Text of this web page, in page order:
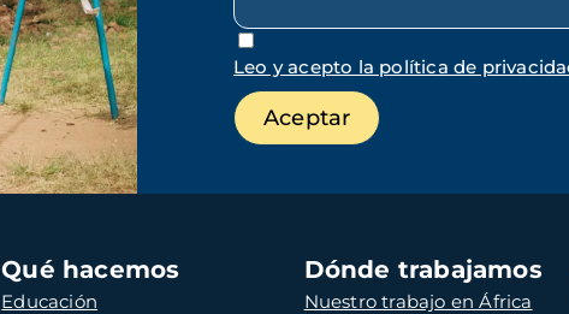
Leo y acepto la política de
Qué hacemos
Educación
Dónde trabajamos
Nuestro trabajo en África